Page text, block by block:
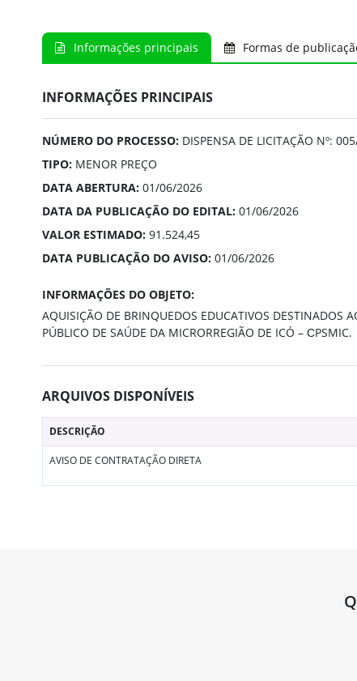
Informações principais Formas de
INFORMAÇÕES PRINCIPAIS
NÚMERO DO PROCESSO: DISPENSA DE LICITAÇÃO Nº:
TIPO: MENOR PREÇO
DATA ABERTURA: 01/06/2026
DATA DA PUBLICAÇÃO DO EDITAL: 01/06/2026
VALOR ESTIMADO: 91.524,45
DATA PUBLICAÇÃO DO AVISO: 01/06/2026
INFORMAÇÕES DO OBJETO:
AQUISIÇÃO DE BRINQUEDOS EDUCATIVOS DESTINADOS
PÚBLICO DE SAÚDE DA MICRORREGIÃO DE ICÓ – СPSMIC.
ARQUIVOS DISPONÍVEIS
DESCRIÇÃO
AVISO DE CONTRATAÇÃO DIRETA